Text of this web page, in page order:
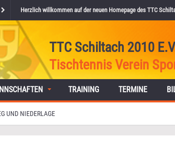
Herzlich willkommen auf der neuen Homepage des TTC
TTC Schiltach 2010
Tischtennis Verein
TRAINING TERMINE
UND NIEDERLAGE